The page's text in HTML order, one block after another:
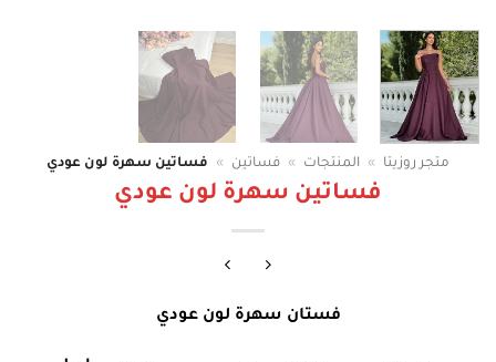
متجر روزيتا » المنتجات » فساتين » فساتين سهرة لون عودي
فساتين سهرة لون عودي
فستان سهرة لون عودي